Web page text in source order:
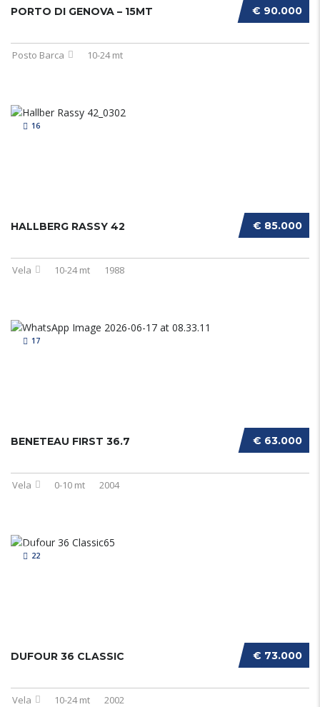
€ 90.000
PORTO DI GENOVA – 15MT
Posto Barca 10-24 mt
16
€ 85.000
HALLBERG RASSY 42
Vela 10-24 mt 1988
17
€ 63.000
BENETEAU FIRST 36.7
Vela 0-10 mt 2004
22
€ 73.000
DUFOUR 36 CLASSIC
Vela 10-24 mt 2002